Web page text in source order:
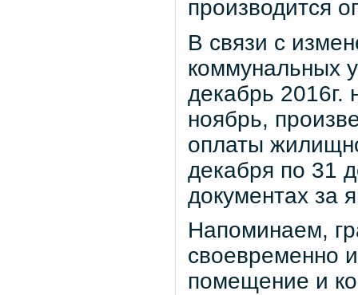
производится
В связи с
коммунальных
декабрь 2016г.
ноябрь,
оплаты
декабря по 31
документах за
Напоминаем,
своевременно
помещение и